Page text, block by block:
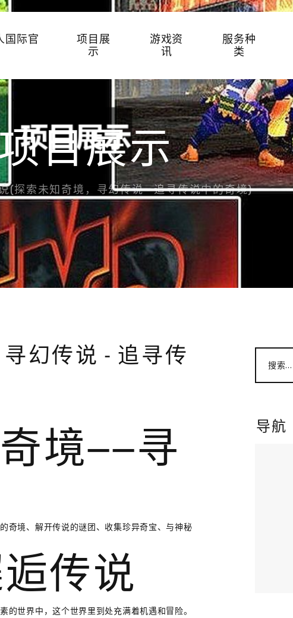
国际官
项目展
示
游戏资
讯
服务种
类
目展示
(探索未知奇境，寻幻传说 - 追寻传说中的奇境)
幻传说 - 追寻传
境——寻
奇境、解开传说的谜团、收集珍异奇宝、与神秘
传说
世界中，这个世界里到处充满着机遇和冒险。
搜索...
导航